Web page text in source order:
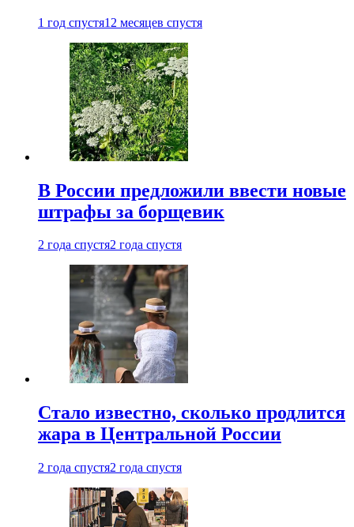
1 год спустя12 месяцев спустя
В России предложили ввести новые
штрафы за борщевик
2 года спустя2 года спустя
Стало известно, сколько продлится
жара в Центральной России
2 года спустя2 года спустя